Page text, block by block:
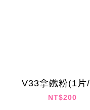
V33拿鐵粉(1片
NT$200